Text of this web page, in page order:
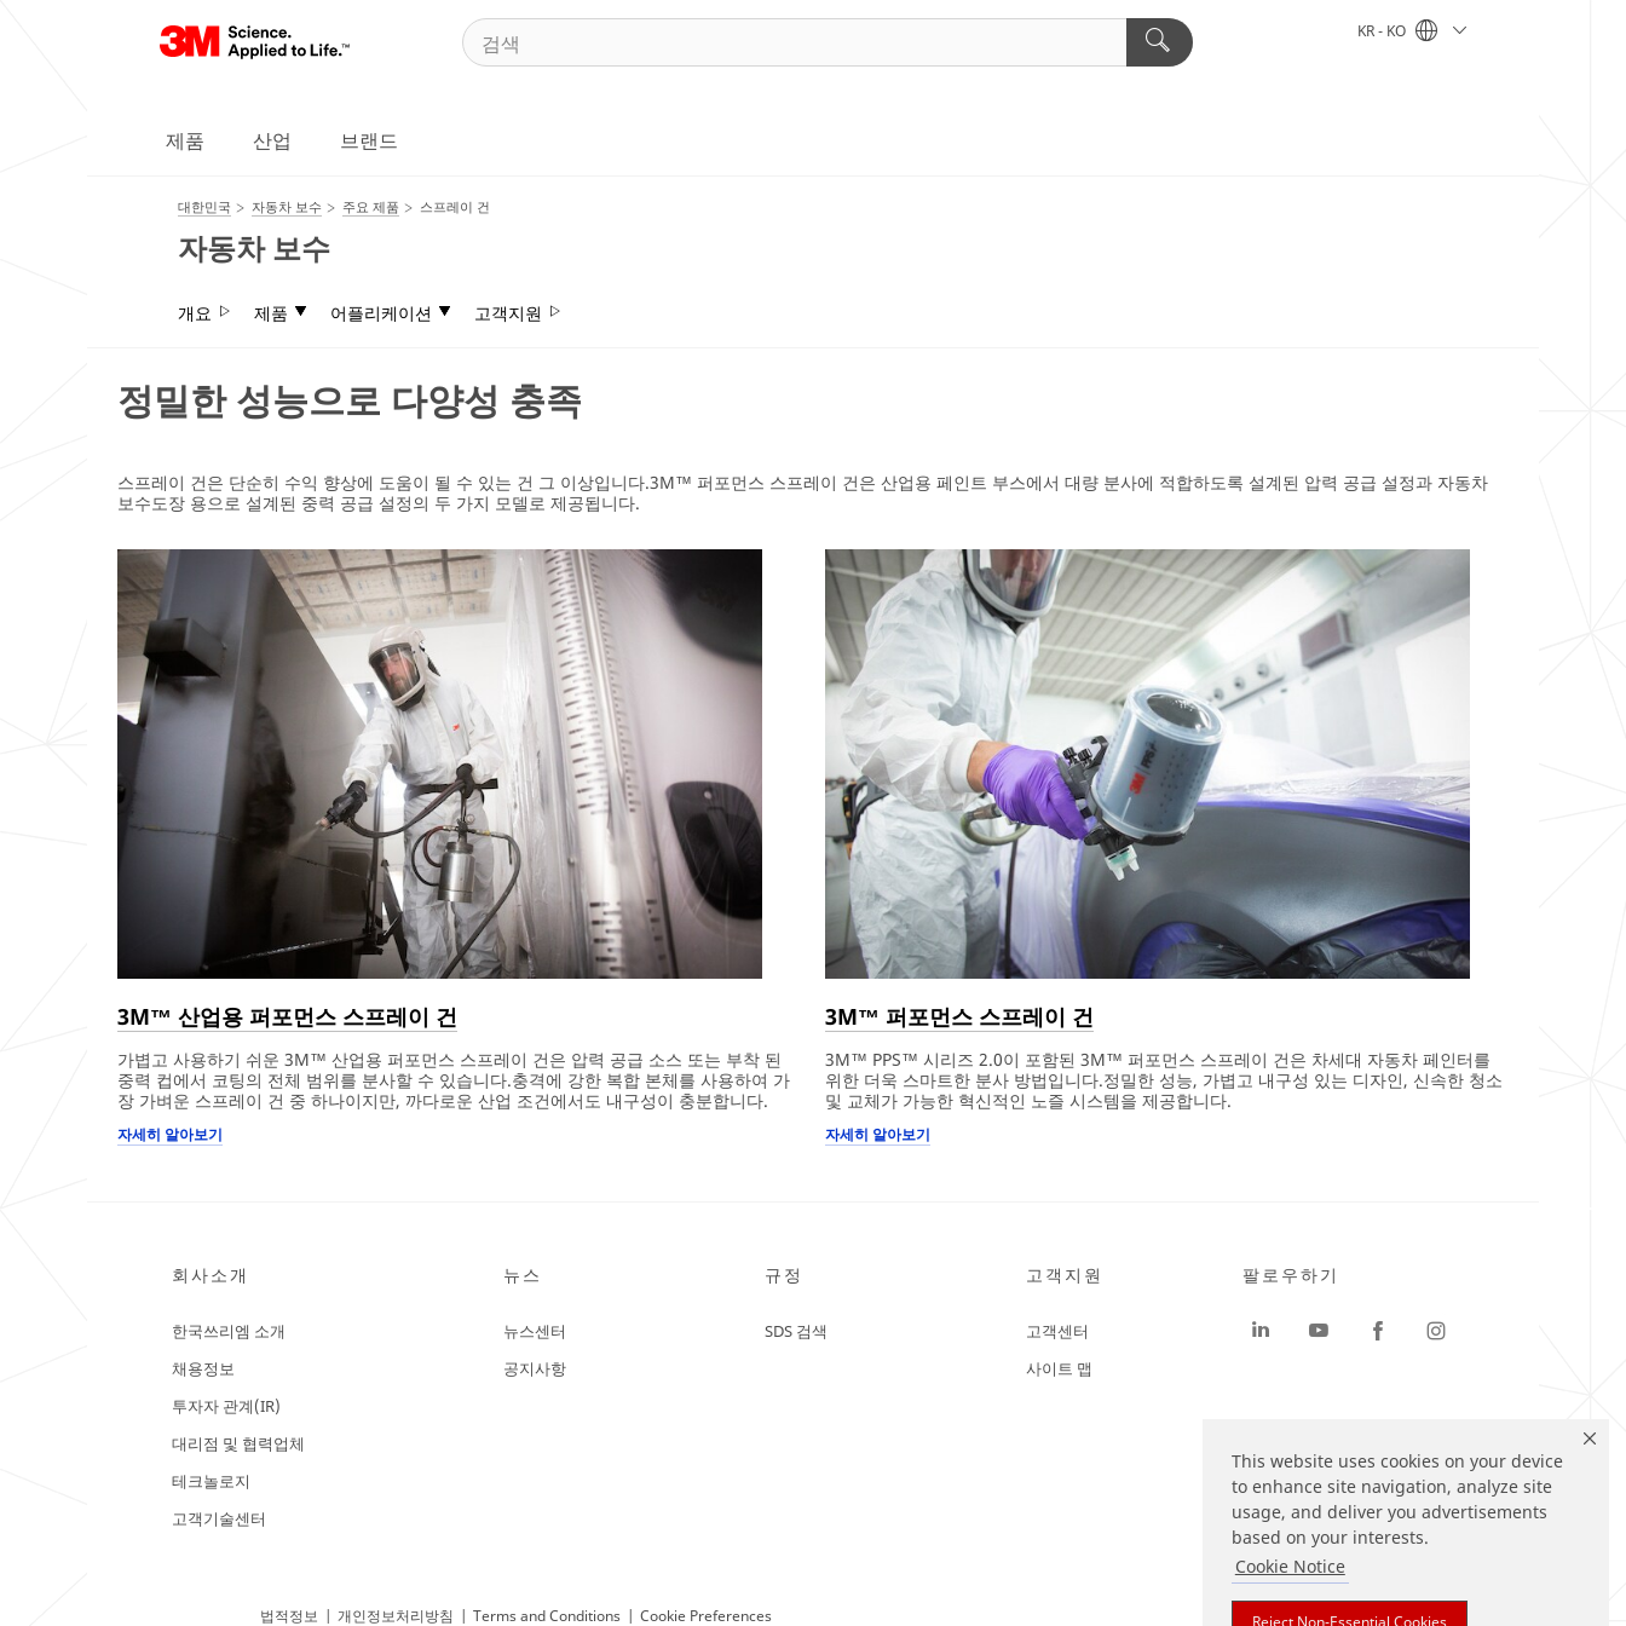
This website uses cookies on your device
to enhance site navigation, analyze site
usage, and deliver you advertisements
based on your interests.
Cookie Notice
Reject Non-Essential Cookies
KR - KO
제품 산업 브랜드
대한민국 자동차 보수 주요 제품 스프레이 건
자동차 보수
개요 제품 어플리케이션 고객지원
정밀한 성능으로 다양성 충족
스프레이 건은 단순히 수익 향상에 도움이 될 수 있는 건 그 이상입니다.3M™ 퍼포먼스 스프레이 건은 산업용 페인트 부스에서 대량 분사에 적합하도록 설계된 압력 공급 설정과 자동차
보수도장 용으로 설계된 중력 공급 설정의 두 가지 모델로 제공됩니다.
3M™ 산업용 퍼포먼스 스프레이 건
가볍고 사용하기 쉬운 3M™ 산업용 퍼포먼스 스프레이 건은 압력 공급 소스 또는 부착 된
중력 컵에서 코팅의 전체 범위를 분사할 수 있습니다.충격에 강한 복합 본체를 사용하여 가
장 가벼운 스프레이 건 중 하나이지만, 까다로운 산업 조건에서도 내구성이 충분합니다.
자세히 알아보기
3M™ 퍼포먼스 스프레이 건
3M™ PPS™ 시리즈 2.0이 포함된 3M™ 퍼포먼스 스프레이 건은 차세대 자동차 페인터를
위한 더욱 스마트한 분사 방법입니다.정밀한 성능, 가볍고 내구성 있는 디자인, 신속한 청소
및 교체가 가능한 혁신적인 노즐 시스템을 제공합니다.
자세히 알아보기
회사소개
한국쓰리엠 소개
채용정보
투자자 관계(IR)
대리점 및 협력업체
테크놀로지
고객기술센터
뉴스
뉴스센터
공지사항
규정
SDS 검색
고객지원
고객센터
사이트 맵
법적정보 | 개인정보처리방침 | Terms and Conditions | Cookie Preferences
팔로우하기